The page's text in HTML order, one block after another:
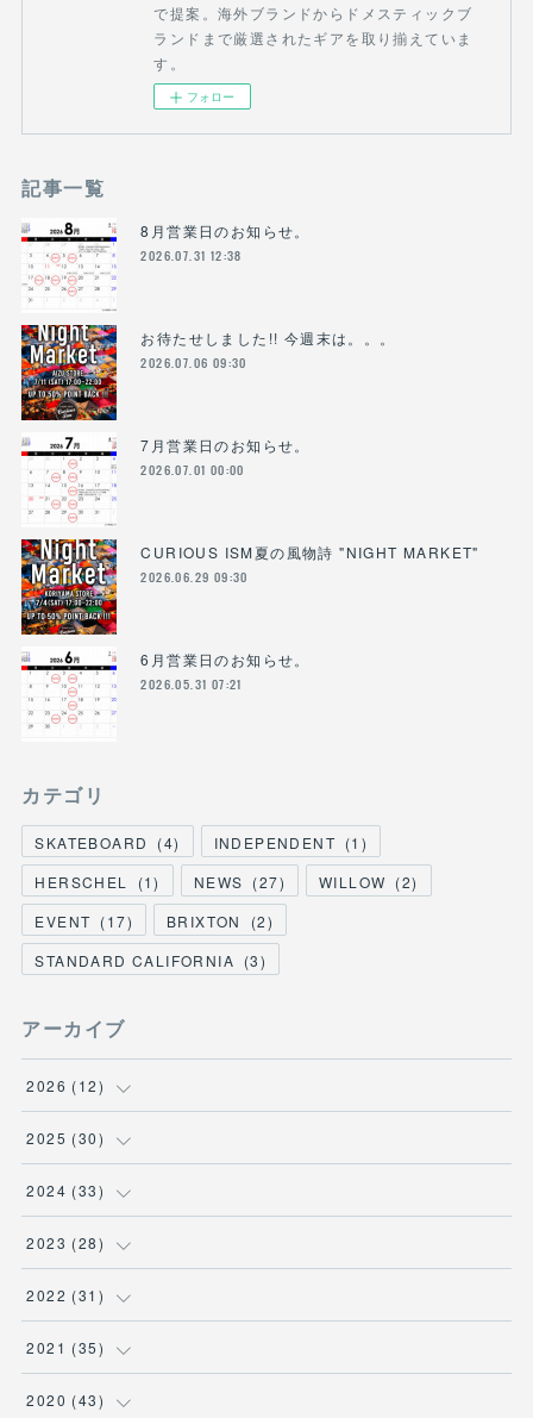
で提案。海外ブランドからドメスティックブ
ランドまで厳選されたギアを取り揃えていま
す。
フォロー
記事一覧
8月営業日のお知らせ。
2026.07.31 12:38
お待たせしました!! 今週末は。。。
2026.07.06 09:30
7月営業日のお知らせ。
2026.07.01 00:00
CURIOUS ISM夏の風物詩 "NIGHT MARKET"
2026.06.29 09:30
6月営業日のお知らせ。
2026.05.31 07:21
カテゴリ
SKATEBOARD (4) INDEPENDENT (1 )
HERSCHEL
(1) NEWS (27) WILLOW (2)
EVENT (17) BRIXTON (2)
STANDARD CALIFORNIA (3)
アーカイブ
2026 (12)
(3)
(1)
(2)
( 1 )
2025 (30)
(5)
(3)
(2 )
( 4)
2024 (33)
(5)
(1 )
(2)
( 6 )
2023 (28)
(3 )
(2)
(2)
2022 (31 )
(1)
(3)
2021 (35)
(1)
2020 (43)